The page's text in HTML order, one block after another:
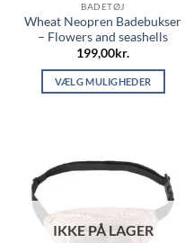
BADETØJ
Wheat Neopren Badebukser
– Flowers and seashells
199,00kr.
VÆLG MULIGHEDER
flere
varianter.
Mulighederne
vælges
IKKE PÅ LAGER